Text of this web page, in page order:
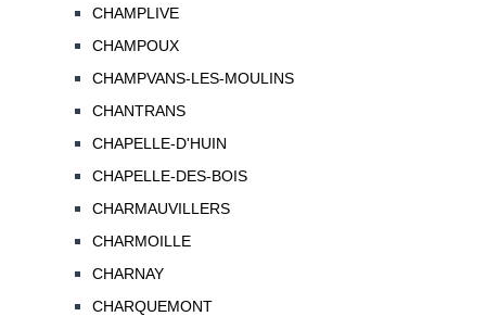
CHAMPLIVE
CHAMPOUX
CHAMPVANS-LES-MOULINS
CHANTRANS
CHAPELLE-D'HUIN
CHAPELLE-DES-BOIS
CHARMAUVILLERS
CHARMOILLE
CHARNAY
CHARQUEMONT